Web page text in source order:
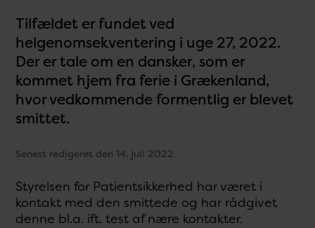
Tilfældet er fundet ved
helgenomsekventering i uge 27, 2022.
Der er tale om en dansker, som er
kommet hjem fra ferie i Grækenland,
hvor vedkommende formentlig er blevet
smittet.
Senest redigeret den 14. juli 2022
Styrelsen for Patientsikkerhed har været i
kontakt med den smittede og har rådgivet
denne bl.a. ift. test af nære kontakter.